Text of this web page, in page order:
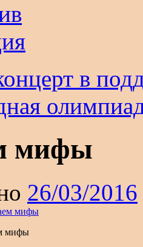
в
мифы
26/03/2016
мифы